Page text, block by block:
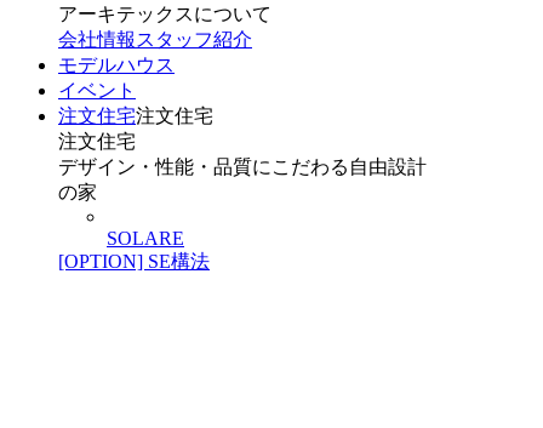
アーキテックスについて
会社情報 スタッフ紹介
モデルハウス
イベント
注文住宅注文住宅
注文住宅
デザイン・性能・品質にこだわる自由設計
の家
SOLARE
[OPTION] SE構法